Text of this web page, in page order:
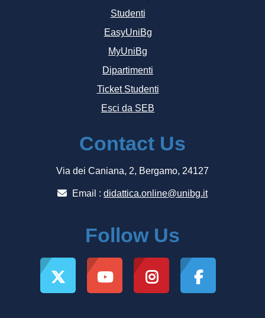
Studenti
EasyUniBg
MyUniBg
Dipartimenti
Ticket Studenti
Esci da SEB
Contact Us
Via dei Caniana, 2, Bergamo, 24127
Email : didattica.online@unibg.it
Follow Us